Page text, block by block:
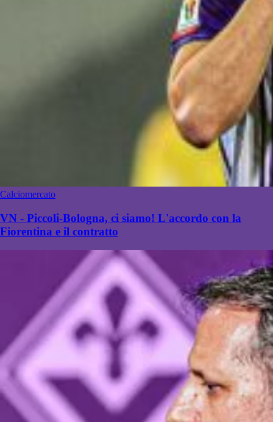
Calciomercato
VN - Piccoli-Bologna, ci siamo! L'accordo con la
Fiorentina e il contratto